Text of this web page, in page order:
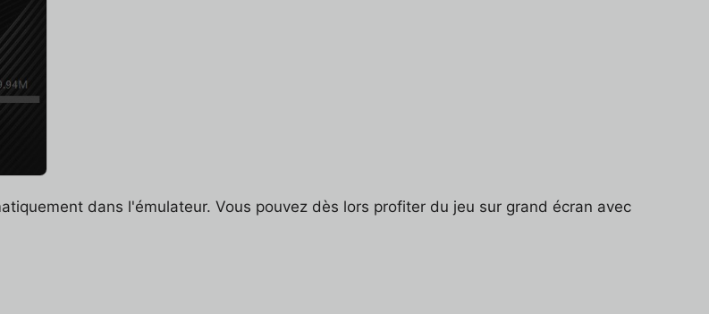
dans l'émulateur. Vous pouvez dès lors profiter du jeu sur grand écran avec